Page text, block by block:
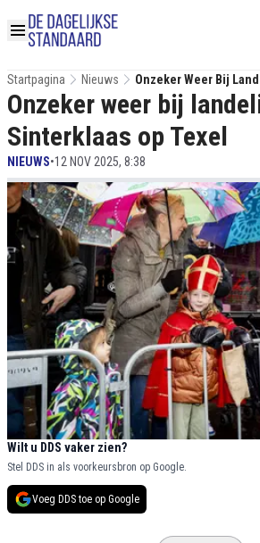
Startpagina Nieuws
Onzeker Weer Bij
Sinterklaas Op Texel
Onzeker weer bij
Sinterklaas op Texel
NIEUWS•12 NOV 2025, 8:38
Wilt u DDS vaker zien?
Stel DDS in als voorkeursbron op Google.
Voeg DDS toe op Google